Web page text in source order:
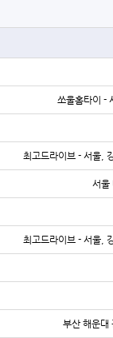
쏘울홈타이 -
최고드라이브 - 서울,
서울
최고드라이브 - 서울,
부산 해운대